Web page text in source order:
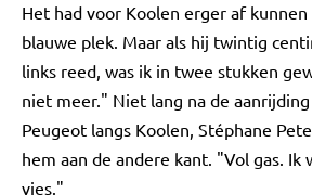
Het had voor Koolen erger af
blauwe plek. Maar als hij twintig
links reed, was ik in twee stukken
niet meer." Niet lang na de
Peugeot langs Koolen, Stéphane
hem aan de andere kant. "Vol gas. Ik
vies."